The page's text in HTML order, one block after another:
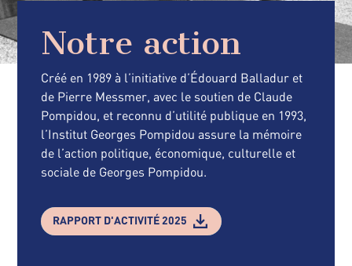
Notre action
Créé en 1989 à l’initiative d’Édouard Balladur et
de Pierre Messmer, avec le soutien de Claude
Pompidou, et reconnu d’utilité publique en 1993,
l’Institut Georges Pompidou assure la mémoire
de l’action politique, économique, culturelle et
sociale de Georges Pompidou.
RAPPORT D'ACTIVITÉ 2025